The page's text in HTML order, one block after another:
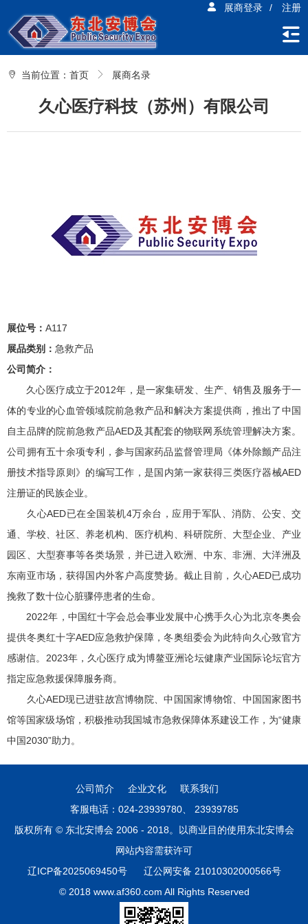
展商登录 / 注册
当前位置： 首页 展商名录
久心医疗科技（苏州）有限公司
展位号： A117
展品类别： 急救产品
公司简介：
久心医疗成立于2012年，是一家集研发、生产、销售及服务于一
体的专业的心血管领域院前急救产品和解决方案提供商，推出了中国
自主品牌的院前急救产品AED及其配套的物联网系统管理解决方案。
公司拥有五十余项专利，参与国家药品监督管理局《体外除颤产品注
册技术指导原则》的编写工作，是国内第一家获得三类医疗器械AED
注册证的民族企业。
久心AED已在全国装机4万余台，应用于军队、消防、公安、交
通、学校、社区、养老机构、医疗机构、科研院所、大型企业、产业
园区、大型赛事等各类场景，并已进入欧洲、中东、非洲、大洋洲及
东南亚市场，获得国内外客户高度赞扬。截止目前，久心AED已成功
挽救了数十位心脏骤停患者的生命。
2022年，中国红十字会总会事业发展中心携手久心为北京冬奥会
提供冬奥红十字AED应急救护保障，冬奥组委会为此特向久心致官方
感谢信。2023年，久心医疗成为博鳌亚洲论坛健康产业国际论坛官方
指定应急救援保障服务商。
久心AED现已进驻故宫博物院、中国国家博物馆、中国国家图书
馆等国家级场馆，积极推动我国城市急救保障体系建设工作，为“健康
中国2030”助力。
公司简介 企业文化
联系我们
客服电话：024-23939780、 23939785
版权所有 © 东北安博会 2006 - 2018。以商业目的使用东北安博会
网站内容需获许可
辽ICP备2025069450号
辽公网安备 21010302000566号
© 2018 www.af360.com All Rights Reserved